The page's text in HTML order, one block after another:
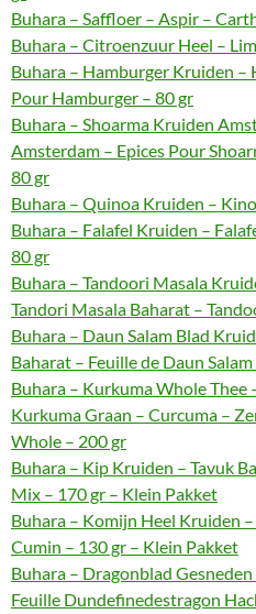
Buhara – Saffloer – Aspir –
Buhara – Citroenzuur Heel –
Buhara – Hamburger Kruiden –
Pour Hamburger – 80 gr
Buhara – Shoarma Kruiden
Amsterdam – Epices Pour
80 gr
Buhara – Quinoa Kruiden –
Buhara – Falafel Kruiden –
80 gr
Buhara – Tandoori Masala
Tandori Masala Baharat –
Buhara – Daun Salam Blad
Baharat – Feuille de Daun
Buhara – Kurkuma Whole Thee
Kurkuma Graan – Curcuma –
Whole – 200 gr
Buhara – Kip Kruiden – Tavuk
Mix – 170 gr – Klein Pakket
Buhara – Komijn Heel Kruiden
Cumin – 130 gr – Klein Pakket
Buhara – Dragonblad
Feuille Dundefinedestragon